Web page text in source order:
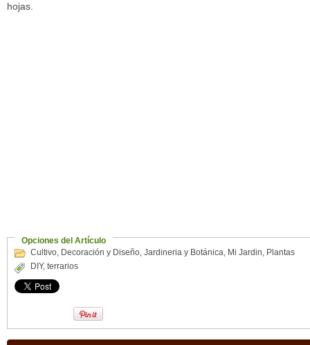
hojas.
Opciones del Artículo
Cultivo, Decoración y Diseño, Jardineria y Botánica, Mi Jardin, Plantas
DIY, terrarios